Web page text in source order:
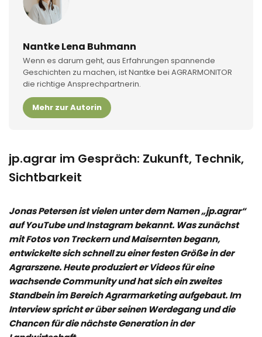
Nantke Lena Buhmann
Wenn es darum geht, aus Erfahrungen spannende
Geschichten zu machen, ist Nantke bei AGRARMONITOR
die richtige Ansprechpartnerin.
Mehr zur Autorin
jp.agrar im Gespräch: Zukunft, Technik,
Sichtbarkeit
Jonas Petersen ist vielen unter dem Namen „jp.agrar“
auf YouTube und Instagram bekannt. Was zunächst
mit Fotos von Treckern und Maisernten begann,
entwickelte sich schnell zu einer festen Größe in der
Agrarszene. Heute produziert er Videos für eine
wachsende Community und hat sich ein zweites
Standbein im Bereich Agrarmarketing aufgebaut. Im
Interview spricht er über seinen Werdegang und die
Chancen für die nächste Generation in der